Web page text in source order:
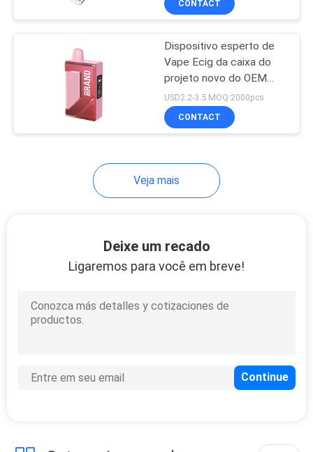
Jogos do acionador
de partida do
sistema da vagem
Difusor Vape de
Cigarette
CONTACT
Dispositivo esperto de
Vape Ecig da caixa do
projeto novo do OEM
com os sopros da tela
5000 feitos em China
USD2.2-3.5 MOQ:2000pcs
CONTACT
Veja mais
Deixe um recado
Ligaremos para você em breve!